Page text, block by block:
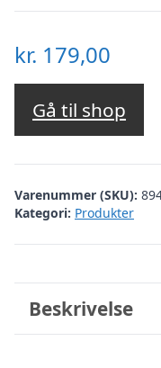
kr. 179,00
Gå til shop
Varenummer (SKU):
Kategori: Produkter
Beskrivelse